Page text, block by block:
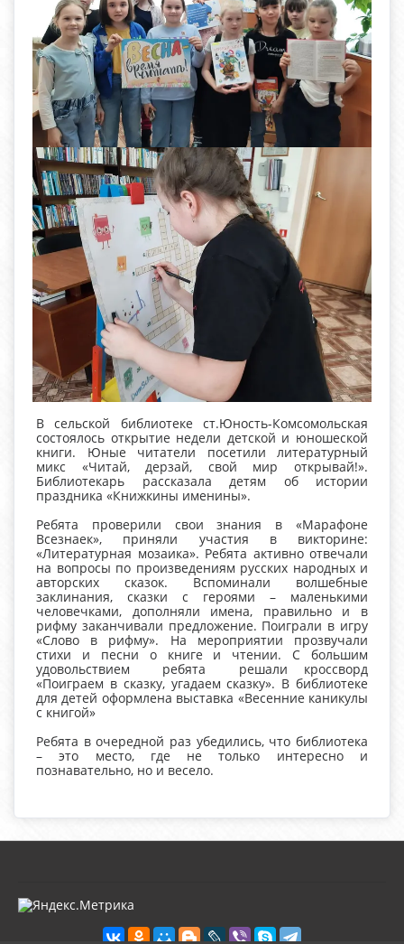
В сельской библиотеке ст.Юность-Комсомольская
состоялось открытие недели детской и юношеской
книги. Юные читатели посетили литературный
микс «Читай, дерзай, свой мир открывай!».
Библиотекарь рассказала детям об истории
праздника «Книжкины именины».
Ребята проверили свои знания в «Марафоне
Всезнаек», приняли участия в викторине:
«Литературная мозаика». Ребята активно отвечали
на вопросы по произведениям русских народных и
авторских сказок. Вспоминали волшебные
заклинания, сказки с героями – маленькими
человечками, дополняли имена, правильно и в
рифму заканчивали предложение. Поиграли в игру
«Слово в рифму». На мероприятии прозвучали
стихи и песни о книге и чтении. С большим
удовольствием ребята решали кроссворд
«Поиграем в сказку, угадаем сказку». В библиотеке
для детей оформлена выставка «Весенние каникулы
с книгой»
Ребята в очередной раз убедились, что библиотека
– это место, где не только интересно и
познавательно, но и весело.